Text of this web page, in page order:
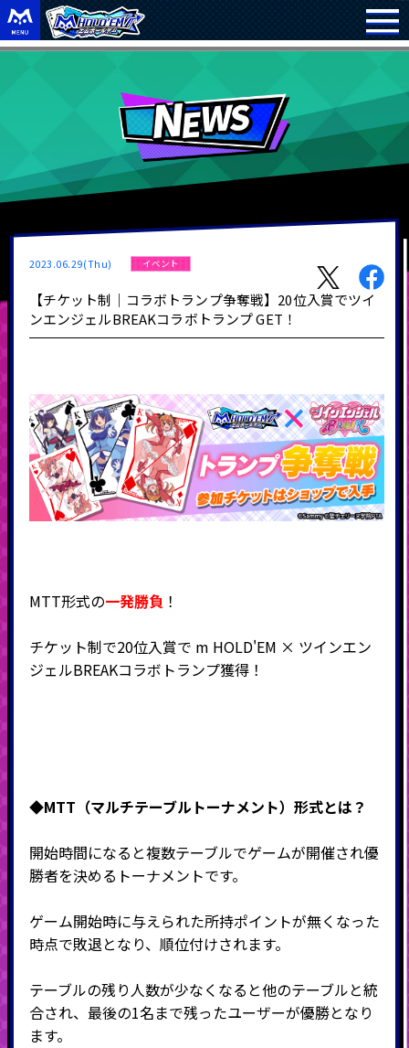
2023.06.29(Thu) イベント
【チケット制｜コラボトランプ争奪戦】20位入賞でツイ
ンエンジェルBREAKコラボトランプ GET！
MTT形式の一発勝負 ！
チケット制で20位入賞で m HOLD'EM × ツインエン
ジェルBREAKコラボトランプ獲得！
◆MTT（マルチテーブルトーナメント）形式とは？
開始時間になると複数テーブルでゲームが開催され優
勝者を決めるトーナメントです。
ゲーム開始時に与えられた所持ポイントが無くなった
時点で敗退となり、順位付けされます。
テーブルの残り人数が少なくなると他のテーブルと統
合され、最後の1名まで残ったユーザーが優勝となり
ます。